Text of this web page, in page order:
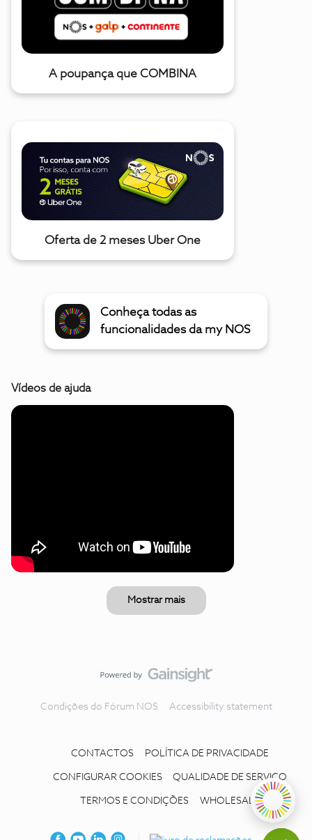
A poupança que COMBINA
Oferta de 2 meses Uber One
Conheça todas as
funcionalidades da my NOS
Vídeos de ajuda
Mostrar mais
Condições do Fórum NOS Accessibility statement
CONTACTOS POLÍTICA DE PRIVACIDADE
CONFIGURAR COOKIES QUALIDADE DE SERVIÇO
TERMOS E CONDIÇÕES WHOLESALE